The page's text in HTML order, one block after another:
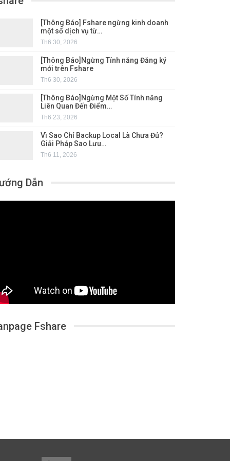
[Thông Báo] Fshare ngừng kinh doanh
một số dịch vụ từ…
Th6 30, 2026
[Thông Báo]Ngừng Tính năng Đăng ký
mới trên Fshare
Th6 30, 2026
[Thông Báo]Ngừng Một Số Tính năng
Liên Quan Đến Điểm…
Th6 23, 2026
Vì Sao Chỉ Backup Local Là Chưa Đủ?
Giải Pháp Sao Lưu…
Th6 11, 2026
Dẫn
Fshare